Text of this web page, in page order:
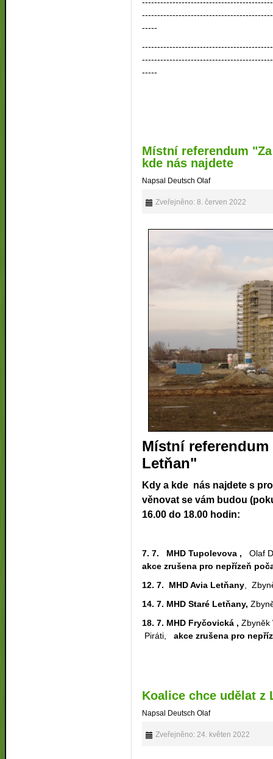
-----
-----
Místní referendum
kde nás najdete
Napsal Deutsch Olaf
Zveřejněno: 8. červen 2022
Místní
Letňan"
Kdy a kde nás najdete s
věnovat se vám budou
16.00 do 18.00 hodin:
7. 7. MHD Tupolevova , Olaf
akce zrušena pro nepřízeň
12. 7. MHD Avia Letňany ,
14. 7. MHD Staré Letňany,
18. 7. MHD Fryčovická , Zbyněk
Piráti,akce zrušena pro
Koalice chce udělat z
Napsal Deutsch Olaf
Zveřejněno: 24. květen 2022